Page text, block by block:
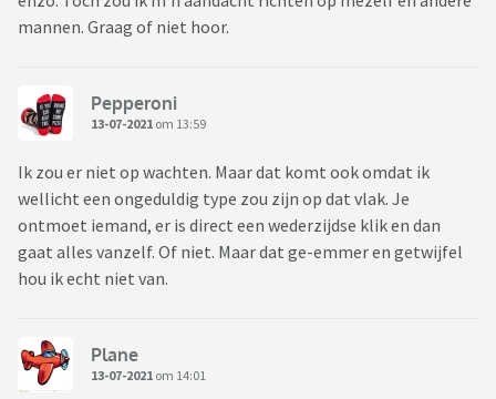
mannen. Graag of niet hoor.
Pepperoni
13-07-2021 om 13:59
Ik zou er niet op wachten. Maar dat komt ook omdat ik
wellicht een ongeduldig type zou zijn op dat vlak. Je
ontmoet iemand, er is direct een wederzijdse klik en dan
gaat alles vanzelf. Of niet. Maar dat ge-emmer en getwijfel
hou ik echt niet van.
Plane
13-07-2021 om 14:01